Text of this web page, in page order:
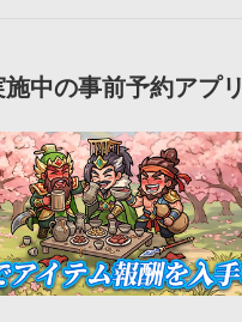
中の事前予約アプリ